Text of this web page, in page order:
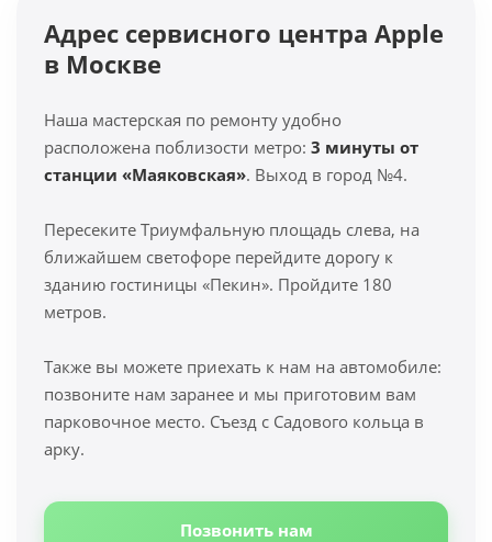
Адрес сервисного центра Apple
в Москве
Наша мастерская по ремонту удобно
расположена поблизости метро: 3 минуты от
станции «Маяковская». Выход в город №4.
Пересеките Триумфальную площадь слева, на
ближайшем светофоре перейдите дорогу к
зданию гостиницы «Пекин». Пройдите 180
метров.
Также вы можете приехать к нам на автомобиле:
позвоните нам заранее и мы приготовим вам
парковочное место. Съезд с Садового кольца в
арку.
Позвонить нам